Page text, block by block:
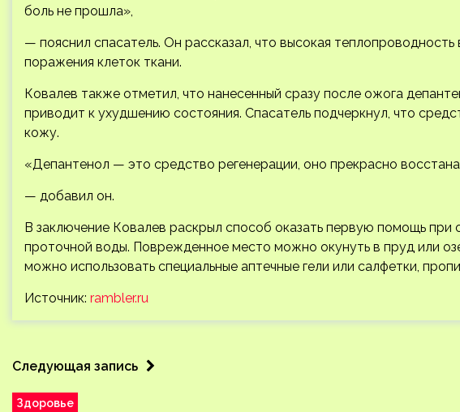
боль не прошла»,
— пояснил спасатель. Он рассказал, что высокая
поражения клеток ткани.
Ковалев также отметил, что нанесенный сразу после ожога
приводит к ухудшению состояния. Спасатель подчеркнул, что
кожу.
«Депантенол — это средство регенерации, оно прекрасно
— добавил он.
В заключение Ковалев раскрыл способ оказать первую помощь при
проточной воды. Поврежденное место можно окунуть в пруд или
можно использовать специальные аптечные гели или салфетки,
Источник: rambler.ru
Следующая запись
Здоровье